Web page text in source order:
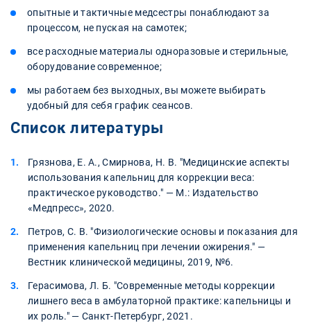
опытные и тактичные медсестры понаблюдают за
процессом, не пуская на самотек;
все расходные материалы одноразовые и стерильные,
оборудование современное;
мы работаем без выходных, вы можете выбирать
удобный для себя график сеансов.
Список литературы
Грязнова, Е. А., Смирнова, Н. В. "Медицинские аспекты
использования капельниц для коррекции веса:
практическое руководство." — М.: Издательство
«Медпресс», 2020.
Петров, С. В. "Физиологические основы и показания для
применения капельниц при лечении ожирения." —
Вестник клинической медицины, 2019, №6.
Герасимова, Л. Б. "Современные методы коррекции
лишнего веса в амбулаторной практике: капельницы и
их роль." — Санкт-Петербург, 2021.